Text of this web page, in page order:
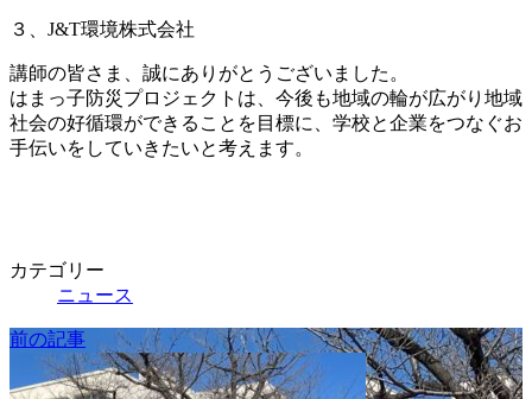
３、J&T環境株式会社
講師の皆さま、誠にありがとうございました。
はまっ子防災プロジェクトは、今後も地域の輪が広がり地域
社会の好循環ができることを目標に、学校と企業をつなぐお
手伝いをしていきたいと考えます。
カテゴリー
ニュース
前の記事